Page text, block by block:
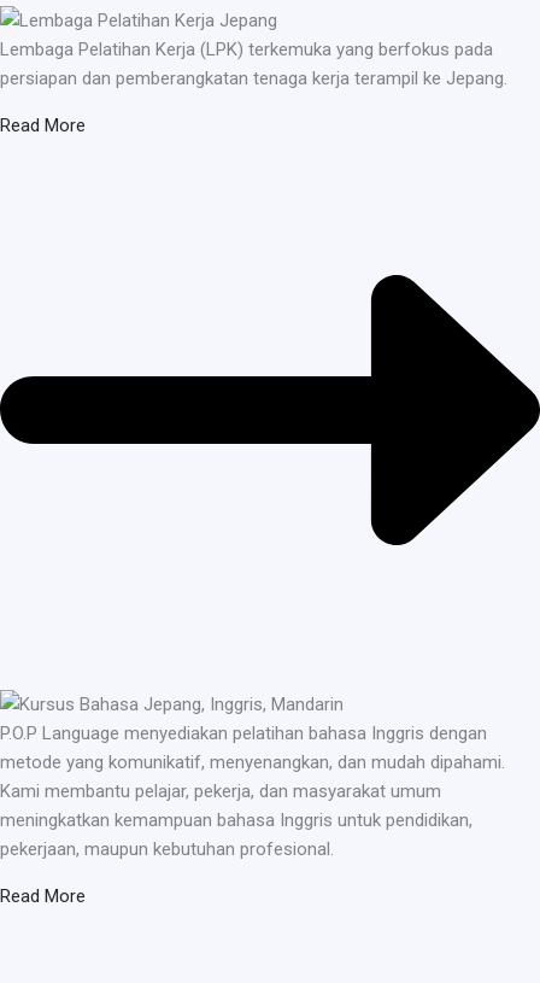
Lembaga Pelatihan Kerja (LPK) terkemuka yang berfokus pada
persiapan dan pemberangkatan tenaga kerja terampil ke Jepang.
Read More
P.O.P Language menyediakan pelatihan bahasa Inggris dengan
metode yang komunikatif, menyenangkan, dan mudah dipahami.
Kami membantu pelajar, pekerja, dan masyarakat umum
meningkatkan kemampuan bahasa Inggris untuk pendidikan,
pekerjaan, maupun kebutuhan profesional.
Read More